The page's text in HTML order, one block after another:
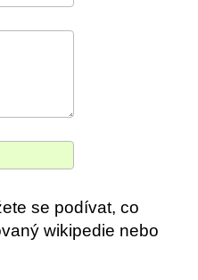
se podívat, co
wikipedie nebo